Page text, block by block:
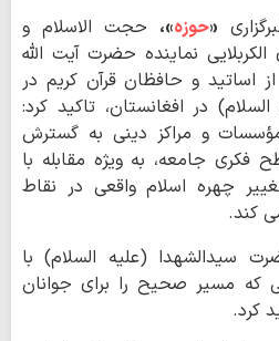
«حوزه»، حجت الاسلام و
نماینده حضرت آیت الله
اساتید و حافظان قرآن کریم در
در افغانستان، تاکید کرد:
و مراکز دینی به گسترش
فکری جامعه، به ویژه مقابله با
چهره اسلام واقعی در نقاط
کند.
سیدالشهدا (علیه السلام) با
که مسیر صحیح را برای جوانان
کرد.